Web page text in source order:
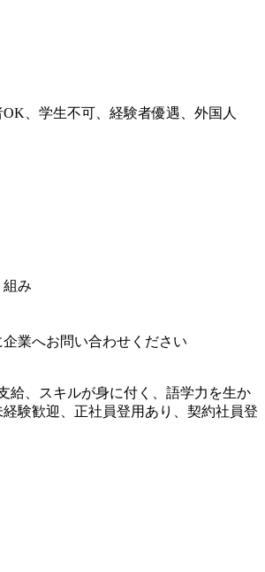
、学生不可、経験者優遇、外国人
組み
業へお問い合わせください
給、スキルが身に付く、語学力を生か
験歓迎、正社員登用あり、契約社員登